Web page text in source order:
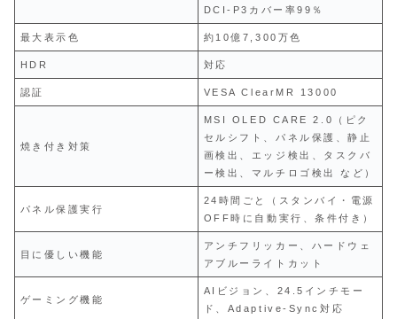
DCI-P3カバー率99％
最大表示色 約10億7,300万色
HDR 対応
認証 VESA ClearMR 13000
焼き付き対策
MSI OLED CARE 2.0（ピク
セルシフト、パネル保護、静止
画検出、エッジ検出、タスクバ
ー検出、マルチロゴ検出 など）
パネル保護実行
24時間ごと（スタンバイ・電源
OFF時に自動実行、条件付き）
目に優しい機能
アンチフリッカー、ハードウェ
アブルーライトカット
ゲーミング機能
AIビジョン、24.5インチモー
ド、Adaptive-Sync対応